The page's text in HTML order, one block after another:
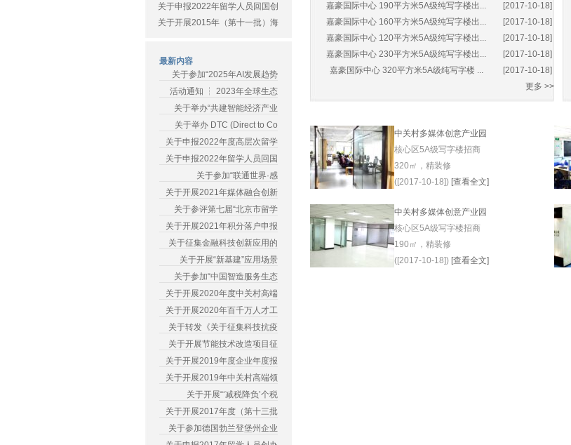
关于申报2022年留学人员回国创
关于开展2015年（第十一批）海
最新内容
关于参加“2025年AI发展趋势
活动通知 ┆ 2023年全球生态
关于举办“共建智能经济产业
关于举办 DTC (Direct to Co
关于申报2022年度高层次留学
关于申报2022年留学人员回国
关于参加“联通世界·感
关于开展2021年媒体融合创新
关于参评第七届“北京市留学
关于开展2021年积分落户申报
关于征集金融科技创新应用的
关于开展“新基建”应用场景
关于参加“中国智造服务生态
关于开展2020年度中关村高端
关于开展2020年百千万人才工
关于转发《关于征集科技抗疫
关于开展节能技术改造项目征
关于开展2019年度企业年度报
关于开展2019年中关村高端领
关于开展“‘减税降负’个税
关于开展2017年度（第十三批
关于参加德国勃兰登堡州企业
[2017-10-18]
嘉豪国际中心 190平方米5A级纯写字楼出...
[2017-10-18]
嘉豪国际中心 160平方米5A级纯写字楼出...
[2017-10-18]
嘉豪国际中心 120平方米5A级纯写字楼出...
[2017-10-18]
嘉豪国际中心 230平方米5A级纯写字楼出...
[2017-10-18]
嘉豪国际中心 320平方米5A级纯写字楼 ...
更多 >>
中关村多媒体创意产业园
核心区5A级写字楼招商
320㎡，精装修
([2017-10-18]) [查看全文]
中关村多媒体创意产业园
核心区5A级写字楼招商
190㎡，精装修
([2017-10-18]) [查看全文]